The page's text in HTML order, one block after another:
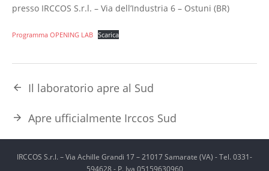
presso IRCCOS S.r.l. – Via dell’Industria 6 – Ostuni (BR)
Programma OPENING LAB Scarica
Il laboratorio apre al Sud
Apre ufficialmente Irccos Sud
IRCCOS S.r.l. – Via Achille Grandi 17 – 21017 Samarate (VA) - Tel. 0331-
594628 - P. Iva 05159630960